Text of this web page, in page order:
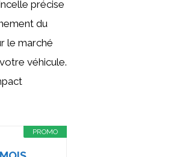
précise
du
le marché
véhicule.
PROMO